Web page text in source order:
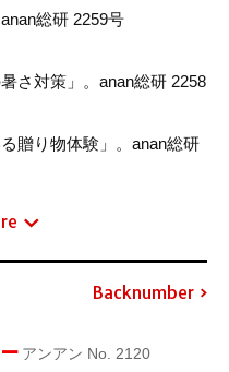
総研 2259号
さ対策」。anan総研 2258
贈り物体験」。anan総研
Backnumber
アンアン No. 2120